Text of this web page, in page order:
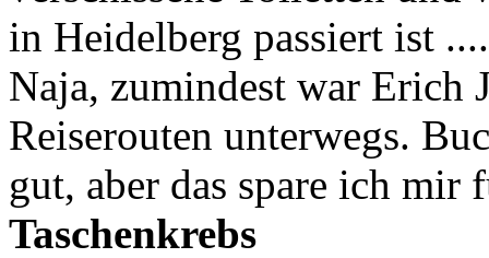
in Heidelberg passiert ist
Naja, zumindest war Erich
Reiserouten unterwegs.
gut, aber das spare ich
Taschenkrebs